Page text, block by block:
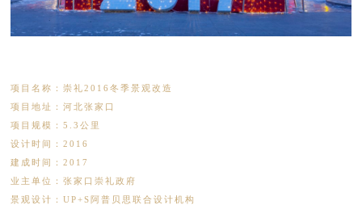
项目名称：崇礼2016冬季景观改造
项目地址：河北张家口
项目规模：5.3公里
设计时间：2016
建成时间：2017
业主单位：张家口崇礼政府
景观设计：UP+S阿普贝思联合设计机构